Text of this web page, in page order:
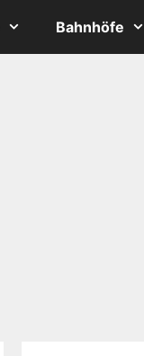
Bahnhöfe